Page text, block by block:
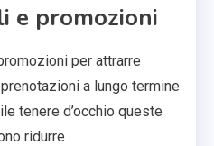
e promozioni
per attrarre
a lungo termine
tenere d’occhio queste
ridurre